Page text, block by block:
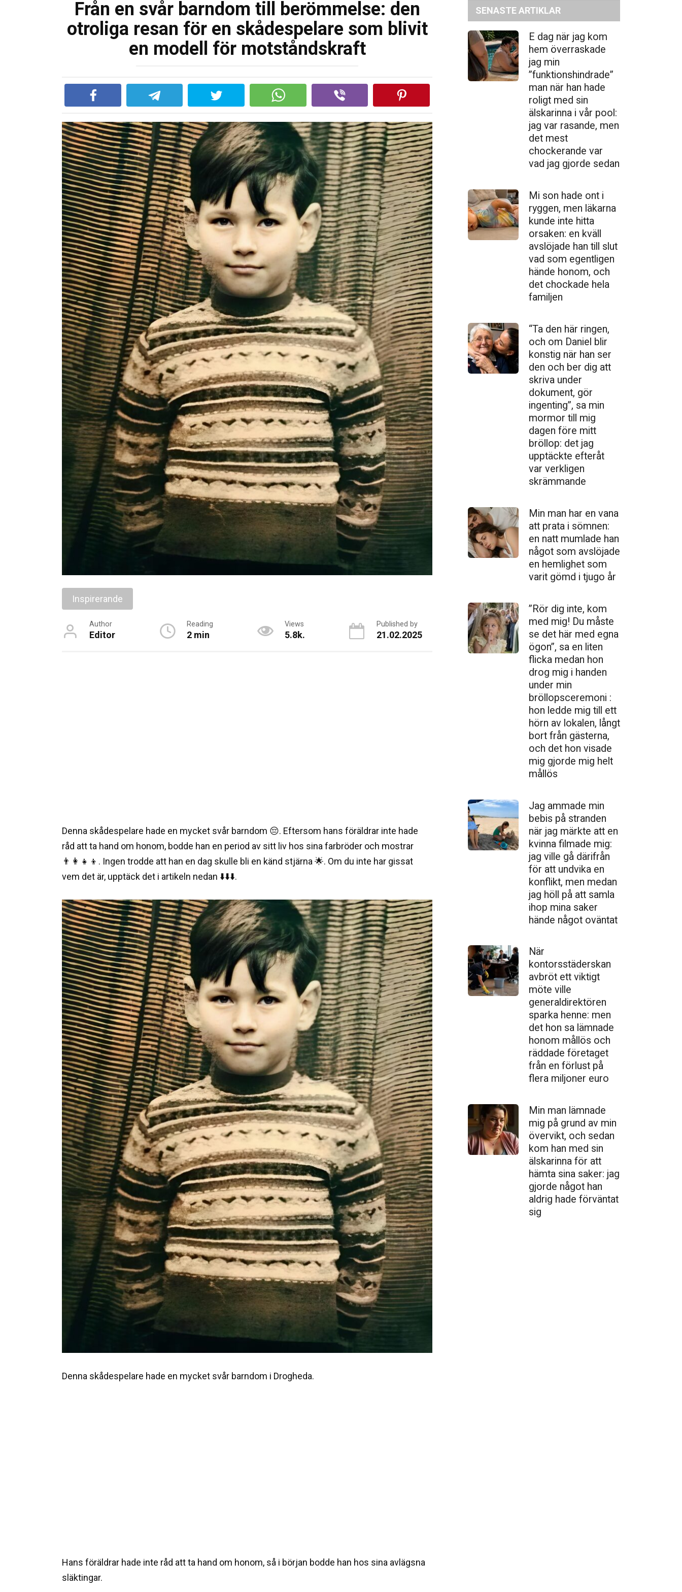
Från en svår barndom till berömmelse: den
otroliga resan för en skådespelare som blivit
en modell för motståndskraft
Inspirerande
Author
Editor
Reading
2 min
Views
5.8k.
Published by
21.02.2025
Denna skådespelare hade en mycket svår barndom 😔. Eftersom hans föräldrar inte hade
råd att ta hand om honom, bodde han en period av sitt liv hos sina farbröder och mostrar
👨‍👩‍👧‍👦. Ingen trodde att han en dag skulle bli en känd stjärna 🌟. Om du inte har gissat
vem det är, upptäck det i artikeln nedan ⬇️⬇️⬇️.
Denna skådespelare hade en mycket svår barndom i Drogheda.
Hans föräldrar hade inte råd att ta hand om honom, så i början bodde han hos sina avlägsna
släktingar.
SENASTE ARTIKLAR
E dag när jag kom
hem överraskade
jag min
”funktionshindrade”
man när han hade
roligt med sin
älskarinna i vår pool:
jag var rasande, men
det mest
chockerande var
vad jag gjorde sedan
Mi son hade ont i
ryggen, men läkarna
kunde inte hitta
orsaken: en kväll
avslöjade han till slut
vad som egentligen
hände honom, och
det chockade hela
familjen
“Ta den här ringen,
och om Daniel blir
konstig när han ser
den och ber dig att
skriva under
dokument, gör
ingenting”, sa min
mormor till mig
dagen före mitt
bröllop: det jag
upptäckte efteråt
var verkligen
skrämmande
Min man har en vana
att prata i sömnen:
en natt mumlade han
något som avslöjade
en hemlighet som
varit gömd i tjugo år
”Rör dig inte, kom
med mig! Du måste
se det här med egna
ögon”, sa en liten
flicka medan hon
drog mig i handen
under min
bröllopsceremoni :
hon ledde mig till ett
hörn av lokalen, långt
bort från gästerna,
och det hon visade
mig gjorde mig helt
mållös
Jag ammade min
bebis på stranden
när jag märkte att en
kvinna filmade mig:
jag ville gå därifrån
för att undvika en
konflikt, men medan
jag höll på att samla
ihop mina saker
hände något oväntat
När
kontorsstäderskan
avbröt ett viktigt
möte ville
generaldirektören
sparka henne: men
det hon sa lämnade
honom mållös och
räddade företaget
från en förlust på
flera miljoner euro
Min man lämnade
mig på grund av min
övervikt, och sedan
kom han med sin
älskarinna för att
hämta sina saker: jag
gjorde något han
aldrig hade förväntat
sig